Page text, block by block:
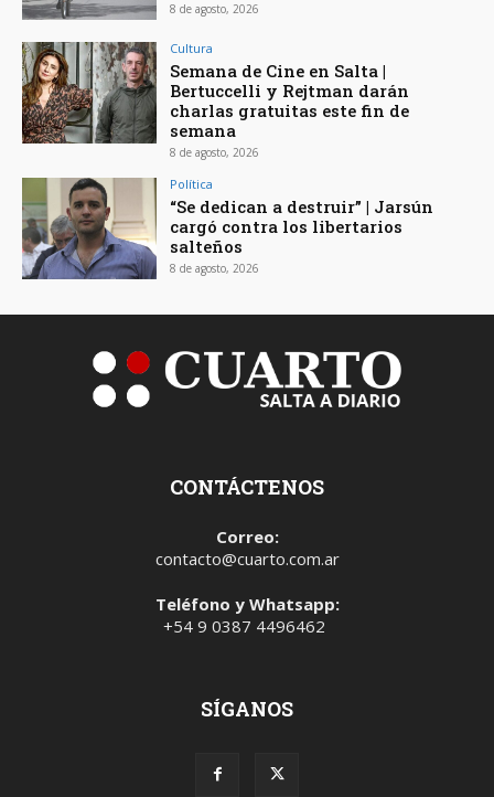
8 de agosto, 2026
Cultura
Semana de Cine en Salta |
Bertuccelli y Rejtman darán
charlas gratuitas este fin de
semana
8 de agosto, 2026
Política
“Se dedican a destruir” | Jarsún
cargó contra los libertarios
salteños
8 de agosto, 2026
CONTÁCTENOS
Correo:
contacto@cuarto.com.ar
Teléfono y Whatsapp:
+54 9 0387 4496462
SÍGANOS